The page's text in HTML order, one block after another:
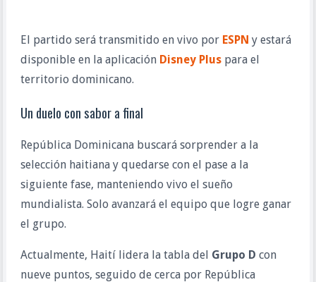
El partido será transmitido en vivo por ESPN y estará
disponible en la aplicación Disney Plus para el
territorio dominicano.
Un duelo con sabor a final
República Dominicana buscará sorprender a la
selección haitiana y quedarse con el pase a la
siguiente fase, manteniendo vivo el sueño
mundialista. Solo avanzará el equipo que logre ganar
el grupo.
Actualmente, Haití lidera la tabla del Grupo D con
nueve puntos, seguido de cerca por República